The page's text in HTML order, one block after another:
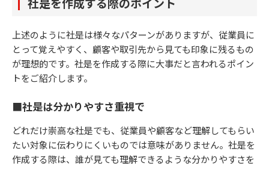
上述のように社是は様々なパターンがありますが、従業員に
とって覚えやすく、顧客や取引先から見ても印象に残るもの
が理想的です。社是を作成する際に大事だと言われるポイン
トをご紹介します。
■社是は分かりやすさ重視で
どれだけ崇高な社是でも、従業員や顧客など理解してもらい
たい対象に伝わりにくいものでは意味がありません。社是を
作成する際は、誰が見ても理解できるような分かりやすさを